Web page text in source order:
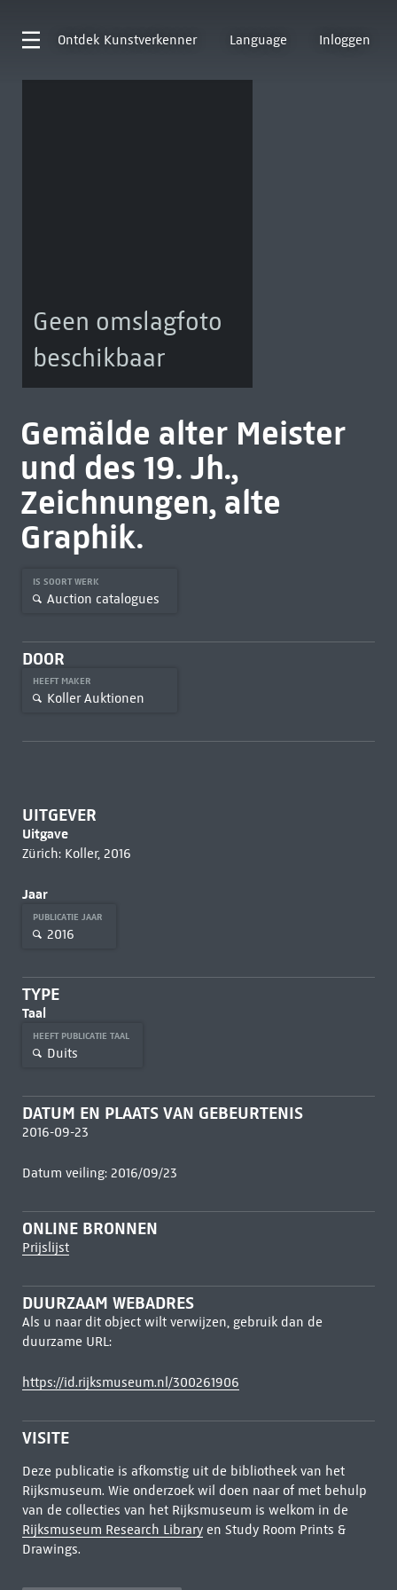
Ontdek Kunstverkenner Language Inloggen
Geen omslagfoto
beschikbaar
Gemälde alter Meister
und des 19. Jh.,
Zeichnungen, alte
Graphik.
IS SOORT WERK
Auction catalogues
DOOR
HEEFT MAKER
Koller Auktionen
UITGEVER
Uitgave
Zürich: Koller, 2016
Jaar
PUBLICATIE JAAR
2016
TYPE
Taal
HEEFT PUBLICATIE TAAL
Duits
DATUM EN PLAATS VAN GEBEURTENIS
2016-09-23
Datum veiling: 2016/09/23
ONLINE BRONNEN
Prijslijst
DUURZAAM WEBADRES
Als u naar dit object wilt verwijzen, gebruik dan de
duurzame URL:
https://id.rijksmuseum.nl/300261906
VISITE
Deze publicatie is afkomstig uit de bibliotheek van het
Rijksmuseum. Wie onderzoek wil doen naar of met behulp
van de collecties van het Rijksmuseum is welkom in de
Rijksmuseum Research Libraryen Study Room Prints &
Drawings.